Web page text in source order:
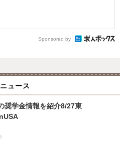
Sponsored by
ュース
奨学金情報を紹介8/27東